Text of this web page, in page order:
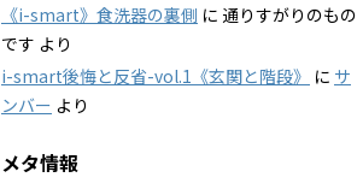
《i-smart》食洗器の裏側 に 通りすがりのもの
です より
i-smart後悔と反省-vol.1《玄関と階段》 に サ
ンバー より
メタ情報